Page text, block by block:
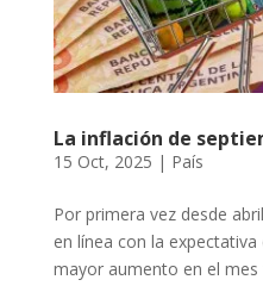
La inflación de
15 Oct, 2025 | País
Por primera vez desde
en línea con la
mayor aumento en el mes